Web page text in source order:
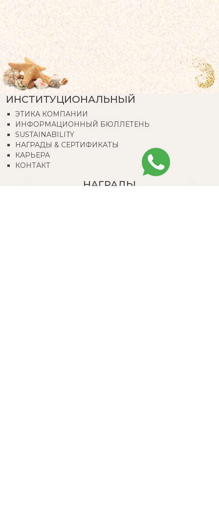
ИНСТИТУЦИОНАЛЬНЫЙ
ЭТИКА КОМПАНИИ
ИНФОРМАЦИОННЫЙ БЮЛЛЕТЕНЬ
SUSTAINABILITY
НАГРАДЫ & СЕРТИФИКАТЫ
КАРЬЕРА
КОНТАКТ
НАГРАДЫ